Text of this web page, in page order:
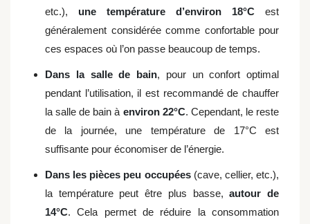
etc.), une température d’environ 18°C est
généralement considérée comme confortable pour
ces espaces où l’on passe beaucoup de temps.
Dans la salle de bain, pour un confort optimal
pendant l’utilisation, il est recommandé de chauffer
la salle de bain à environ 22°C. Cependant, le reste
de la journée, une température de 17°C est
suffisante pour économiser de l’énergie.
Dans les pièces peu occupées(cave, cellier, etc.),
la température peut être plus basse,autour de
14°C. Cela permet de réduire la consommation